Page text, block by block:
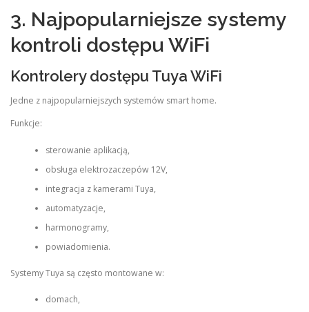
3. Najpopularniejsze systemy
kontroli dostępu WiFi
Kontrolery dostępu Tuya WiFi
Jedne z najpopularniejszych systemów smart home.
Funkcje:
sterowanie aplikacją,
obsługa elektrozaczepów 12V,
integracja z kamerami Tuya,
automatyzacje,
harmonogramy,
powiadomienia.
Systemy Tuya są często montowane w:
domach,